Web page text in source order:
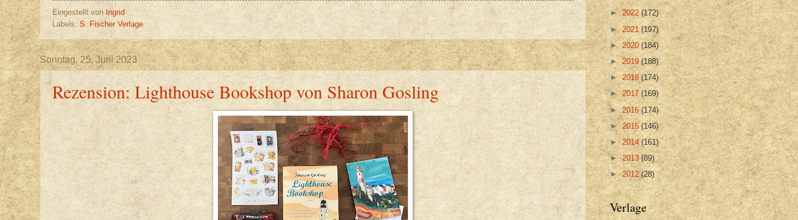
Eingestellt von Ingrid
Labels: S. Fischer Verlage
Sonntag, 25. Juni 2023
Rezension: Lighthouse Bookshop von Sharon Gosling
► 2022(172)
►2021(197)
► 2020 (184)
►2019(188)
►2018(174)
►2017(169)
► 2016(174)
► 2015(146)
► 2014(161)
►2013(89)
►2012(28)
Verlage